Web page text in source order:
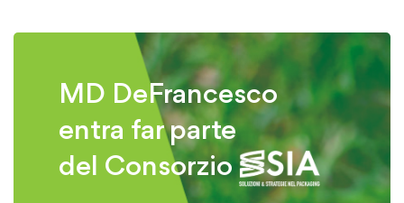
MD DeFrancesco
entra far parte
del Consorzio